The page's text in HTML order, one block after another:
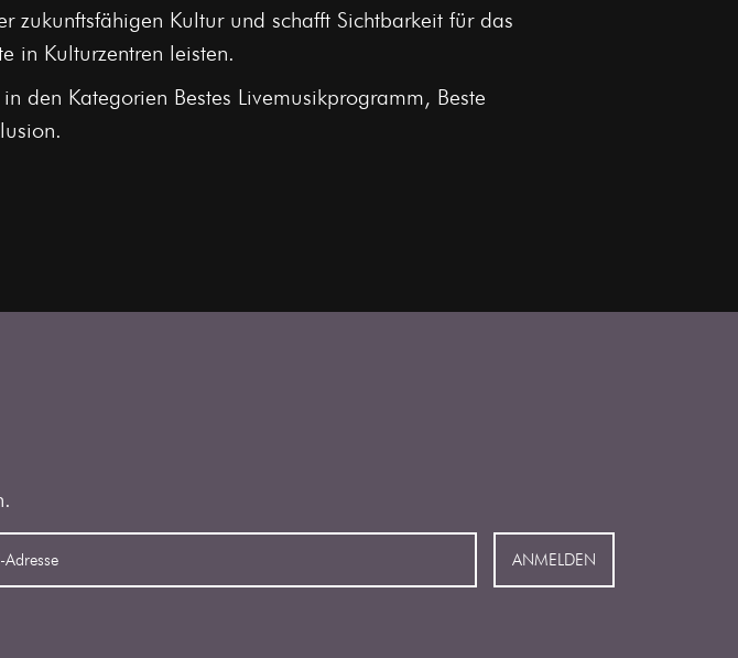
Kultur und schafft Sichtbarkeit für das
in Kulturzentren leisten.
den Kategorien Bestes Livemusikprogramm, Beste